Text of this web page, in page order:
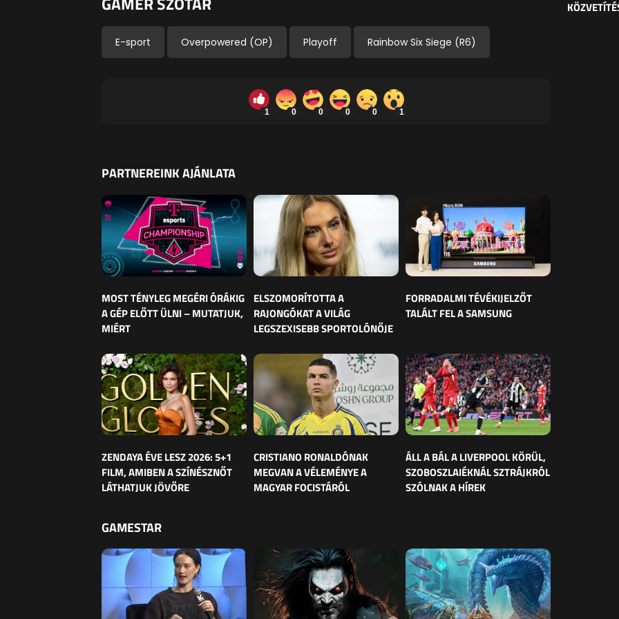
E-sport Overpowered (OP) Playoff Rainbow Six Siege (R6)
1 0 0 0 0 1
PARTNEREINK AJÁNLATA
MOST TÉNYLEG MEGÉRI ÓRÁKIG
A GÉP ELŐTT ÜLNI – MUTATJUK,
MIÉRT
ELSZOMORÍTOTTA A
RAJONGÓKAT A VILÁG
LEGSZEXISEBB SPORTOLÓNŐJE
FORRADALMI TÉVÉKIJELZŐT
TALÁLT FEL A SAMSUNG
ZENDAYA ÉVE LESZ 2026: 5+1
FILM, AMIBEN A SZÍNÉSZNŐT
LÁTHATJUK JÖVŐRE
CRISTIANO RONALDÓNAK
MEGVAN A VÉLEMÉNYE A
MAGYAR FOCISTÁRÓL
ÁLL A BÁL A LIVERPOOL KÖRÜL,
SZOBOSZLAIÉKNÁL SZTRÁJKRÓL
SZÓLNAK A HÍREK
GAMESTAR